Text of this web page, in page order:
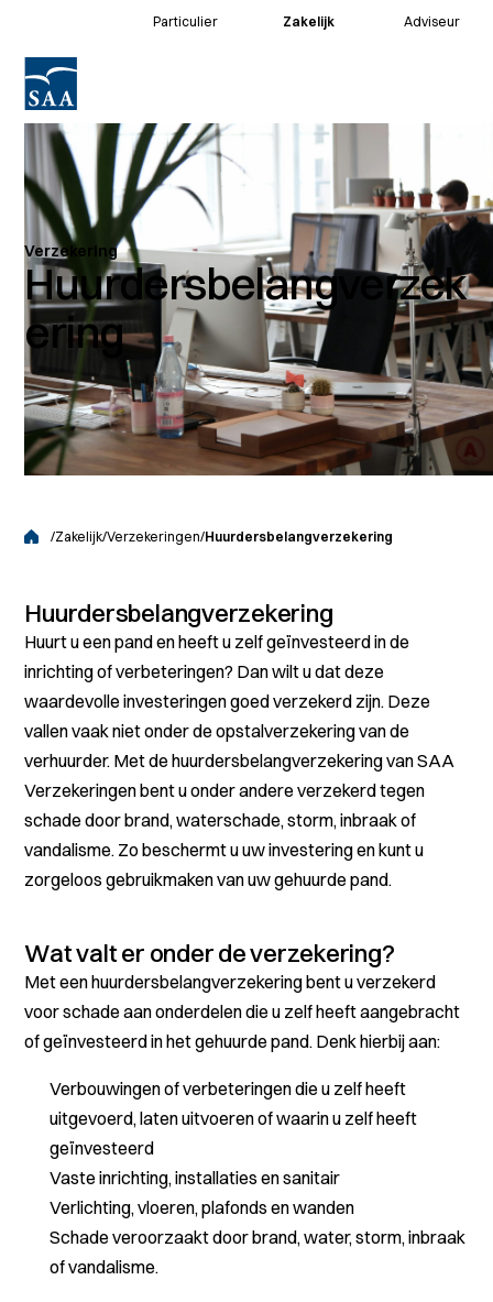
Particulier Zakelijk Adviseur
Voor klanten
Voor adviseurs
Verzekering
Huurdersbelangverzek
ering
/Zakelijk/Verzekeringen/Huurdersbelangverzekering
Huurdersbelangverzekering
Huurt u een pand en heeft u zelf geïnvesteerd in de
inrichting of verbeteringen? Dan wilt u dat deze
waardevolle investeringen goed verzekerd zijn. Deze
vallen vaak niet onder de opstalverzekering van de
verhuurder. Met de huurdersbelangverzekering van SAA
Verzekeringen bent u onder andere verzekerd tegen
schade door brand, waterschade, storm, inbraak of
vandalisme. Zo beschermt u uw investering en kunt u
zorgeloos gebruikmaken van uw gehuurde pand.
Wat valt er onder de verzekering?
Met een huurdersbelangverzekering bent u verzekerd
voor schade aan onderdelen die u zelf heeft aangebracht
of geïnvesteerd in het gehuurde pand. Denk hierbij aan:
Verbouwingen of verbeteringen die u zelf heeft
uitgevoerd, laten uitvoeren of waarin u zelf heeft
geïnvesteerd
Vaste inrichting, installaties en sanitair
Verlichting, vloeren, plafonds en wanden
Schade veroorzaakt door brand, water, storm, inbraak
of vandalisme.